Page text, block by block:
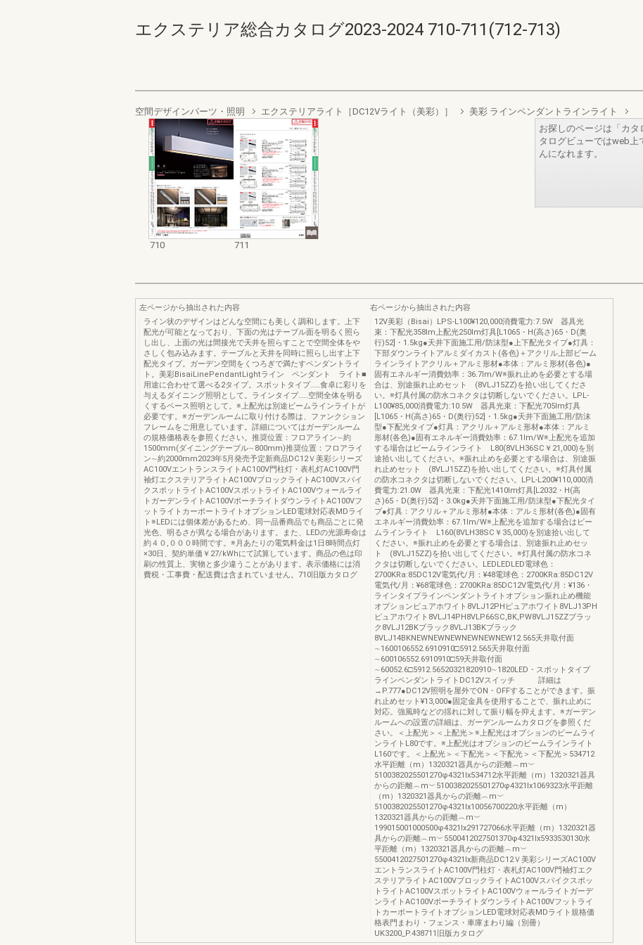
エクステリア総合カタログ2023-2024 710-711(712-713)
空間デザインパーツ・照明 エクステリアライト［DC12Vライト（美彩）］ 美彩 ラインペンダントラインライト
710 711
お探しのページは「カ
タログビューではweb上
んになれます。
左ページから抽出された内容
ライン状のデザインはどんな空間にも美しく調和します。上下
配光が可能となっており、下面の光はテーブル面を明るく照ら
し出し、上面の光は間接光で天井を照らすことで空間全体をや
さしく包み込みます。テーブルと天井を同時に照らし出す上下
配光タイプ。ガーデン空間をくつろぎで満たすペンダントライ
ト。美彩BisaiLinePendantLightライン ペンダント ライト■
用途に合わせて選べる2タイプ。スポットタイプ……食卓に彩りを
与えるダイニング照明として。ラインタイプ……空間全体を明る
くするベース照明として。※上配光は別途ビームラインライトが
必要です。※ガーデンルームに取り付ける際は、ファンクション
フレームをご用意しています。詳細についてはガーデンルーム
の規格価格表を参照ください。推奨位置：フロアライン∼約
1500mm(ダイニングテーブル∼800mm)推奨位置：フロアライ
ン∼約2000mm2023年5月発売予定新商品DC12Ｖ美彩シリーズ
AC100VエントランスライトAC100V門柱灯・表札灯AC100V門
袖灯エクステリアライトAC100VブロックライトAC100Vスパイ
クスポットライトAC100VスポットライトAC100Vウォールライ
トガーデンライトAC100VポーチライトダウンライトAC100Vフ
ットライトカーポートライトオプションLED電球対応表MDライ
ト※LEDには個体差があるため、同一品番商品でも商品ごとに発
光色、明るさが異なる場合があります。また、LEDの光源寿命は
約４０,０００時間です。※月あたりの電気料金は1日8時間点灯
×30日、契約単価￥27/kWhにて試算しています。商品の色は印
刷の性質上、実物と多少違うことがあります。表示価格には消
費税・工事費・配送費は含まれていません。710旧版カタログ
右ページから抽出された内容
12V美彩（Bisai）LPS-L100¥120,000消費電力:7.5W 器具光
束：下配光358lm上配光250lm灯具[L1065・H(高さ)65・D(奥
行)52]・1.5kg●天井下面施工用/防沫型●上下配光タイプ●灯具：
下部ダウンライトアルミダイカスト(各色)＋アクリル上部ビーム
ラインライトアクリル＋アルミ形材●本体：アルミ形材(各色)●
固有エネルギー消費効率：36.7lm/W※振れ止めを必要とする場
合は、別途振れ止めセット (8VLJ15ZZ)を拾い出してくださ
い。※灯具付属の防水コネクタは切断しないでください。LPL-
L100¥85,000消費電力:10.5W 器具光束：下配光705lm灯具
[L1065・H(高さ)65・D(奥行)52]・1.5kg●天井下面施工用/防沫
型●下配光タイプ●灯具：アクリル＋アルミ形材●本体：アルミ
形材(各色)●固有エネルギー消費効率：67.1lm/W※上配光を追加
する場合はビームラインライト L80(8VLH36SC￥21,000)を別
途拾い出してください。※振れ止めを必要とする場合は、別途振
れ止めセット (8VLJ15ZZ)を拾い出してください。※灯具付属
の防水コネクタは切断しないでください。LPL-L200¥110,000消
費電力:21.0W 器具光束：下配光1410lm灯具[L2032・H(高
さ)65・D(奥行)52]・3.0kg●天井下面施工用/防沫型●下配光タイ
プ●灯具：アクリル＋アルミ形材●本体：アルミ形材(各色)●固有
エネルギー消費効率：67.1lm/W※上配光を追加する場合はビー
ムラインライト L160(8VLH38SC￥35,000)を別途拾い出して
ください。※振れ止めを必要とする場合は、別途振れ止めセッ
ト (8VLJ15ZZ)を拾い出してください。※灯具付属の防水コネ
クタは切断しないでください。LEDLEDLED電球色：
2700KRa:85DC12V電気代/月：¥48電球色：2700KRa:85DC12V
電気代/月：¥68電球色：2700KRa:85DC12V電気代/月：¥136・
ラインタイプラインペンダントライトオプション振れ止め機能
オプションピュアホワイト8VLJ12PHピュアホワイト8VLJ13PH
ピュアホワイト8VLJ14PH8VLP66SC,BK,PW8VLJ15ZZブラッ
ク8VLJ12BKブラック8VLJ13BKブラック
8VLJ14BKNEWNEWNEWNEWNEWNEW12.565天井取付面
∼1600106552.6910910□5912.565天井取付面
∼600106552.6910910□59天井取付面
∼60052.6□5912.56520321820910∼1820LED・スポットタイプ
ラインペンダントライトDC12Vスイッチ 詳細は
→P.777●DC12V照明を屋外でON・OFFすることができます。振
れ止めセット¥13,000●固定金具を使用することで、振れ止めに
対応。強風時などの揺れに対して振り幅を抑えます。※ガーデン
ルームへの設置の詳細は、ガーデンルームカタログを参照くだ
さい。＜上配光＞＜上配光＞※上配光はオプションのビームライ
ンライトL80です。※上配光はオプションのビームラインライト
L160です。＜上配光＞＜下配光＞＜下配光＞＜下配光＞534712
水平距離（m）1320321器具からの距離︵m︶
5100382025501270φ4321lx534712水平距離（m）1320321器具
からの距離︵m︶5100382025501270φ4321lx1069323水平距離
（m）1320321器具からの距離︵m︶
5100382025501270φ4321lx10056700220水平距離（m）
1320321器具からの距離︵m︶
199015001000500φ4321lx291727066水平距離（m）1320321器
具からの距離︵m︶5500412027501370φ4321lx5933530130水
平距離（m）1320321器具からの距離︵m︶
5500412027501270φ4321lx新商品DC12Ｖ美彩シリーズAC100V
エントランスライトAC100V門柱灯・表札灯AC100V門袖灯エク
ステリアライトAC100VブロックライトAC100Vスパイクスポッ
トライトAC100VスポットライトAC100Vウォールライトガーデ
ンライトAC100VポーチライトダウンライトAC100Vフットライ
トカーポートライトオプションLED電球対応表MDライト規格価
格表門まわり・フェンス・車庫まわり編（別冊）
UK3200_P.438711旧版カタログ